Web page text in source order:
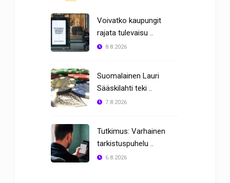
Voivatko kaupungit
rajata tulevaisu ..
8.8.2026
Suomalainen Lauri
Sääskilahti teki ..
7.8.2026
Tutkimus: Varhainen
tarkistuspuhelu ..
6.8.2026